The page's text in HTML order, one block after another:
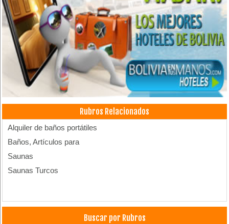
Rubros Relacionados
Alquiler de baños portátiles
Baños, Artículos para
Saunas
Saunas Turcos
Buscar por Rubros